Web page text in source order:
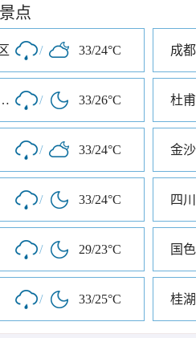
点
/ 33/24°C
祠博物馆南门 / 33/26°C 杜
/ 33/24°C 金
/ 33/24°C 四
/ 29/23°C 国
/ 33/25°C 桂